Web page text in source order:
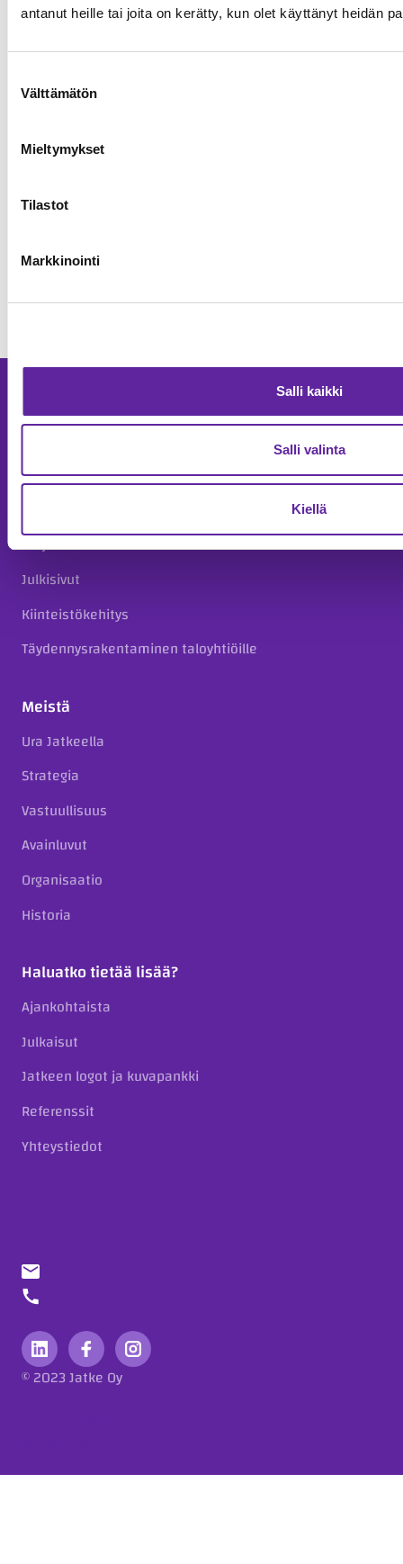
antanut heille tai joita on kerätty, kun olet käyttänyt heidän
valinta
Välttämätön
Mieltymykset
Tilastot
Markkinointi
Salli kaikki
Salli valinta
Kiellä
Jatke toteuttaa Turun kaupunginsairaalan
julkisivusaneerauksen
Asuntorakentaminen
Korjausrakentaminen
Julkisivut
Kiinteistökehitys
Täydennysrakentaminen taloyhtiöille
Meistä
Ura Jatkeella
Strategia
Vastuullisuus
Avainluvut
Organisaatio
Historia
Haluatko tietää lisää?
Ajankohtaista
Julkaisut
Jatkeen logot ja kuvapankki
Referenssit
Yhteystiedot
© 2023 Jatke Oy